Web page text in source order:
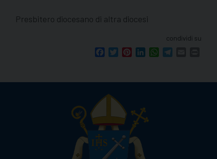
Presbitero diocesano di altra diocesi
condividi su
FacebookTwitterPinterestLinkedInWhatsApp